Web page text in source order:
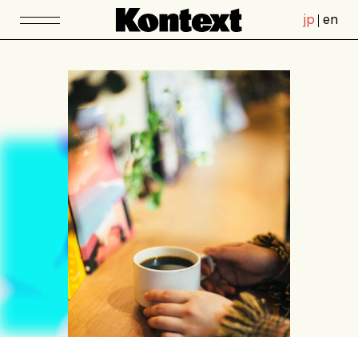
jp en